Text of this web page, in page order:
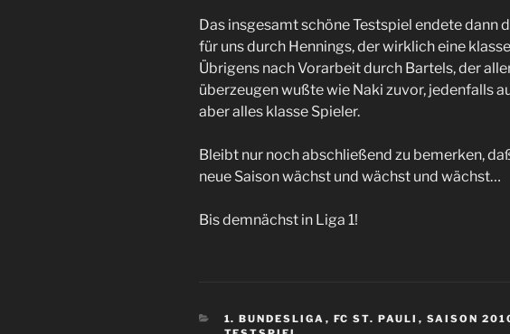
Das insgesamt schöne Testspiel endete dann
für uns durch Hennings, der wirklich eine
Übrigens nach Vorarbeit durch Bartels, der
überzeugen wußte wie Naki zuvor, jedenfalls
aber alles klasse Spieler.
Bleibt nur noch abschließend zu bemerken,
neue Saison wächst und wächst und wächst…
Bis demnächst in Liga 1!
KATEGORIEN
1. BUNDESLIGA , FC ST. PAULI , SAISON